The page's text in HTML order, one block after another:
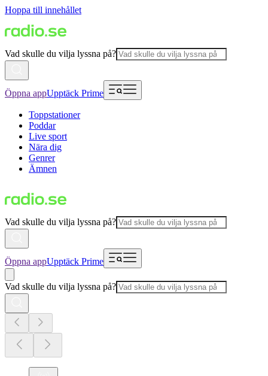
Hoppa till innehållet
Vad skulle du vilja lyssna på?
Öppna appUpptäck Prime
Toppstationer
Poddar
Live sport
Nära dig
Genrer
Ämnen
Vad skulle du vilja lyssna på?
Öppna appUpptäck Prime
Vad skulle du vilja lyssna på?